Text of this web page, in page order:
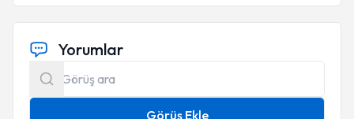
Yorumlar
Görüş Ekle